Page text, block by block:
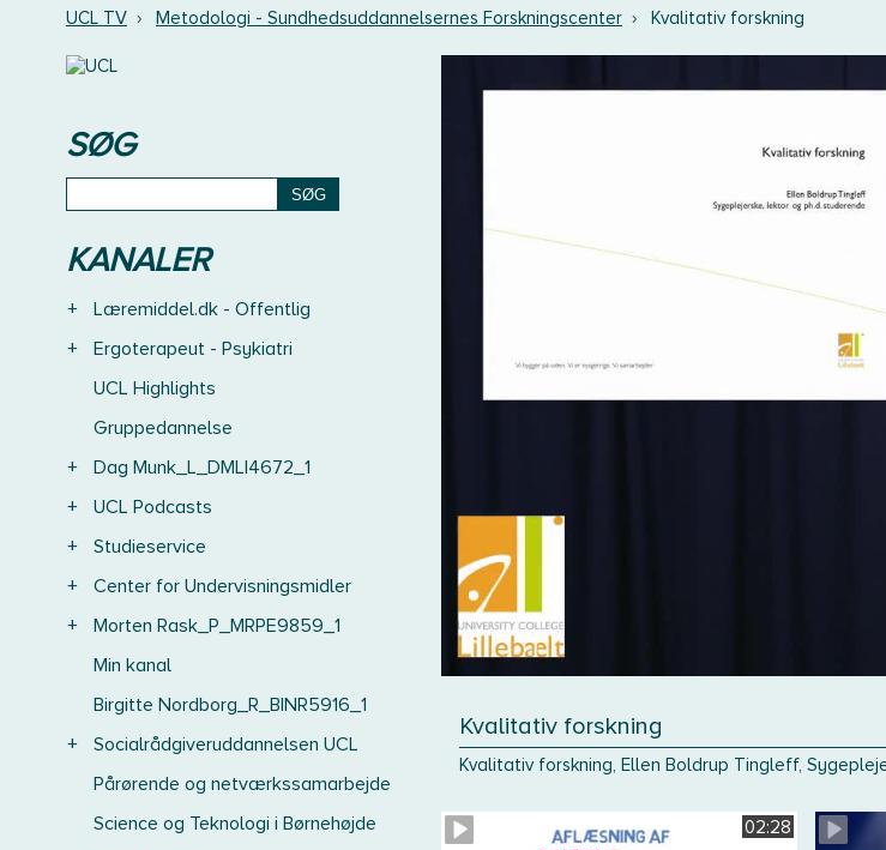
UCL TV › Metodologi - Sundhedsuddannelsernes Forskningscenter › Kvalitativ forskning
SØG
KANALER
+
Læremiddel.dk - Offentlig
+
Ergoterapeut - Psykiatri
UCL Highlights
Gruppedannelse
+
Dag Munk_L_DMLI4672_1
+
UCL Podcasts
+
Studieservice
+
Center for Undervisningsmidler
+
Morten Rask_P_MRPE9859_1
Min kanal
Birgitte Nordborg_R_BINR5916_1
+
Socialrådgiveruddannelsen UCL
Pårørende og netværkssamarbejde
Science og Teknologi i Børnehøjde
Kvalitativ forskning
Kvalitativ forskning, Ellen Boldrup Tingleff,
02:28